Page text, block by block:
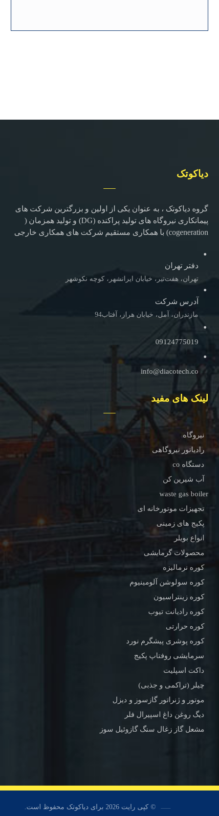
دیاکوتک
گروه دیاکوتک ، به عنوان یکی از اولین و بزرگترین شرکت های
پیمانکاری نیروگاه های تولید پراکنده (DG) و تولید همزمان (
cogeneration) با همکاری مستقیم شرکت های همکاری خارجی
دفتر تهران
تهران، هفت‌تیر، خیابان ایرانشهر، کوچه نکوشهر
آدرس شرکت
مازندران، آمل، خیابان هراز، آفتاب94
09124775019
info@diacotech.co
لینک های مفید
نیروگاه
رادیاتور نیروگاهی
دستگاه co
آب شیرین کن
waste gas boiler
تجهیزات موتورخانه ای
پکیج های زمینی
انواع بویلر
محصولات گرمایشی
کوره نرمالیزه
کوره سولوشن آلومینیوم
کوره زینتراسیون
کوره رادیانت تیوب
کوره حرارتی
کوره پوشری پیشگرم نورد
سرمایشی روفتاپ پکیج
داکت اسپلیت
چیلر (تراکمی و جذبی)
موتور و ژنراتور گازسوز و دیزل
دیگ روغن داغ اسپیرال فلر
مشعل گاز زغال سنگ گازوئیل سوز
© کپی رایت 2026 برای دیاکوتک محفوظ است.